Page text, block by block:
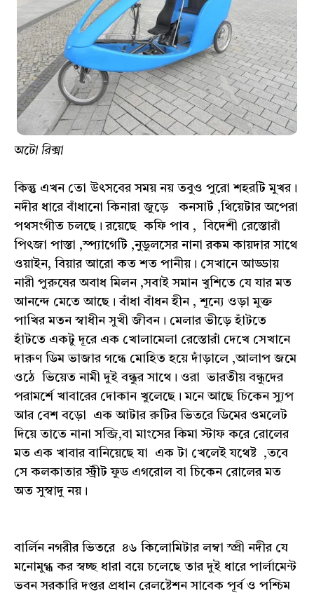
অটো রিক্সা
কিন্তু এখন তো উৎসবের সময় নয় তবুও পুরো শহরটি মুখর।
নদীর ধারে বাঁধানো কিনারা জুড়ে কনসার্ট ,থিয়েটার অপেরা
পথসংগীত চলছে। রয়েছে কফি পাব , বিদেশী রেস্তোরাঁ
পিৎজা পাস্তা ,স্প্যাগেটি ,নুডুলসের নানা রকম কায়দার সাথে
ওয়াইন, বিয়ার আরো কত শত পানীয়। সেখানে আড্ডায়
নারী পুরুষের অবাধ মিলন ,সবাই সমান খুশিতে যে যার মত
আনন্দে মেতে আছে। বাঁধা বাঁধন হীন , শূন্যে ওড়া মুক্ত
পাখির মতন স্বাধীন সুখী জীবন। মেলার ভীড়ে হাঁটতে
হাঁটতে একটু দূরে এক খোলামেলা রেস্তোরাঁ দেখে সেখানে
দারুণ ডিম ভাজার গন্ধে মোহিত হয়ে দাঁড়ালে ,আলাপ জমে
ওঠে ভিয়েত নামী দুই বন্ধুর সাথে। ওরা ভারতীয় বন্ধুদের
পরামর্শে খাবারের দোকান খুলেছে। মনে আছে চিকেন স্যুপ
আর বেশ বড়ো এক আটার রুটির ভিতরে ডিমের ওমলেট
দিয়ে তাতে নানা সব্জি,বা মাংসের কিমা স্টাফ করে রোলের
মত এক খাবার বানিয়েছে যা এক টা খেলেই যথেষ্ট ,তবে
সে কলকাতার স্ট্রীট ফুড এগরোল বা চিকেন রোলের মত
অত সুস্বাদু নয়।
বার্লিন নগরীর ভিতরে ৪৬ কিলোমিটার লম্বা স্প্রী নদীর যে
মনোমুগ্ধ কর স্বচ্ছ ধারা বয়ে চলেছে তার দুই ধারে পার্লামেন্ট
ভবন সরকারি দপ্তর প্রধান রেলষ্টেশন সাবেক পূর্ব ও পশ্চিম